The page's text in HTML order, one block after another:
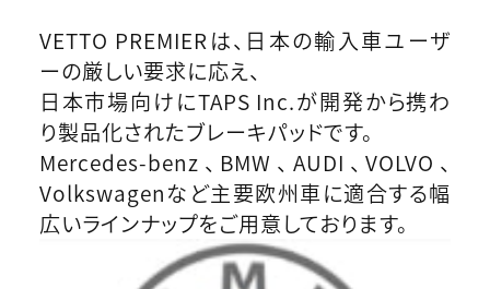
VETTO PREMIERは、日本の輸入車ユーザ
ーの厳しい要求に応え、
日本市場向けにTAPS Inc.が開発から携わ
り製品化されたブレーキパッドです。
Mercedes-benz、BMW、AUDI、VOLVO、
Volkswagenなど主要欧州車に適合する幅
広いラインナップをご用意しております。